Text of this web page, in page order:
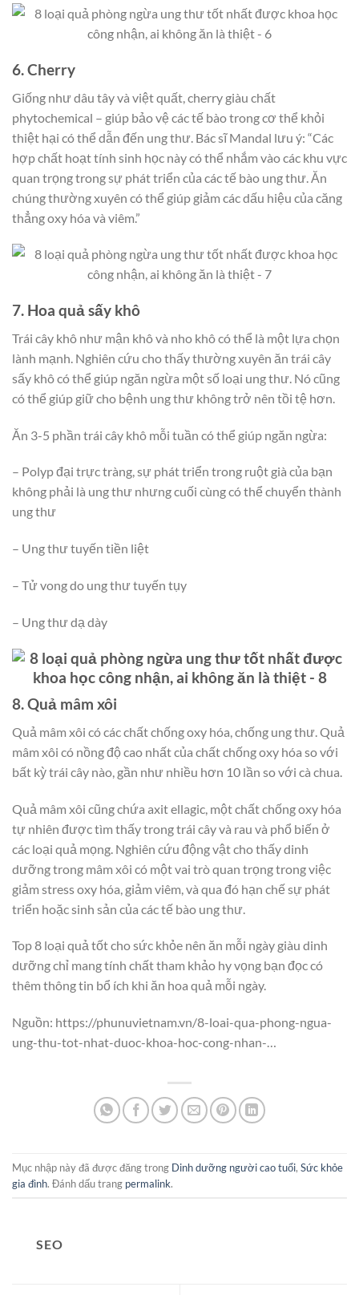
6. Cherry
Giống như dâu tây và việt quất, cherry giàu chất
phytochemical – giúp bảo vệ các tế bào trong cơ thể khỏi
thiệt hại có thể dẫn đến ung thư. Bác sĩ Mandal lưu ý: “Các
hợp chất hoạt tính sinh học này có thể nhắm vào các khu vực
quan trọng trong sự phát triển của các tế bào ung thư. Ăn
chúng thường xuyên có thể giúp giảm các dấu hiệu của căng
thẳng oxy hóa và viêm.”
7. Hoa quả sấy khô
Trái cây khô như mận khô và nho khô có thể là một lựa chọn
lành mạnh. Nghiên cứu cho thấy thường xuyên ăn trái cây
sấy khô có thể giúp ngăn ngừa một số loại ung thư. Nó cũng
có thể giúp giữ cho bệnh ung thư không trở nên tồi tệ hơn.
Ăn 3-5 phần trái cây khô mỗi tuần có thể giúp ngăn ngừa:
– Polyp đại trực tràng, sự phát triển trong ruột già của bạn
không phải là ung thư nhưng cuối cùng có thể chuyển thành
ung thư
– Ung thư tuyến tiền liệt
– Tử vong do ung thư tuyến tụy
– Ung thư dạ dày
8. Quả mâm xôi
Quả mâm xôi có các chất chống oxy hóa, chống ung thư. Quả
mâm xôi có nồng độ cao nhất của chất chống oxy hóa so với
bất kỳ trái cây nào, gần như nhiều hơn 10 lần so với cà chua.
Quả mâm xôi cũng chứa axit ellagic, một chất chống oxy hóa
tự nhiên được tìm thấy trong trái cây và rau và phổ biến ở
các loại quả mọng. Nghiên cứu động vật cho thấy dinh
dưỡng trong mâm xôi có một vai trò quan trọng trong việc
giảm stress oxy hóa, giảm viêm, và qua đó hạn chế sự phát
triển hoặc sinh sản của các tế bào ung thư.
Top 8 loại quả tốt cho sức khỏe nên ăn mỗi ngày giàu dinh
dưỡng chỉ mang tính chất tham khảo hy vọng bạn đọc có
thêm thông tin bổ ích khi ăn hoa quả mỗi ngày.
Nguồn: https://phunuvietnam.vn/8-loai-qua-phong-ngua-
ung-thu-tot-nhat-duoc-khoa-hoc-cong-nhan-…
Mục nhập này đã được đăng trong Dinh dưỡng người cao tuổi, Sức khỏe
gia đình. Đánh dấu trang permalink.
SEO